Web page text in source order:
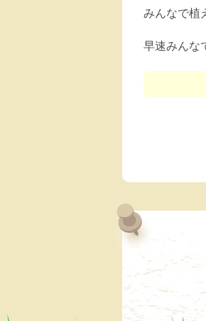
みんなで植
早速みんな